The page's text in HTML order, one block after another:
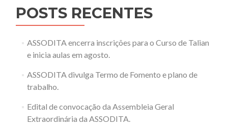
POSTS RECENTES
ASSODITA encerra inscrições para o Curso de Talian
e inicia aulas em agosto.
ASSODITA divulga Termo de Fomento e plano de
trabalho.
Edital de convocação da Assembleia Geral
Extraordinária da ASSODITA.